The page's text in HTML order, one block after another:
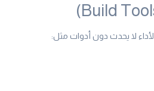
لا يحدث دون أدوات مثل: